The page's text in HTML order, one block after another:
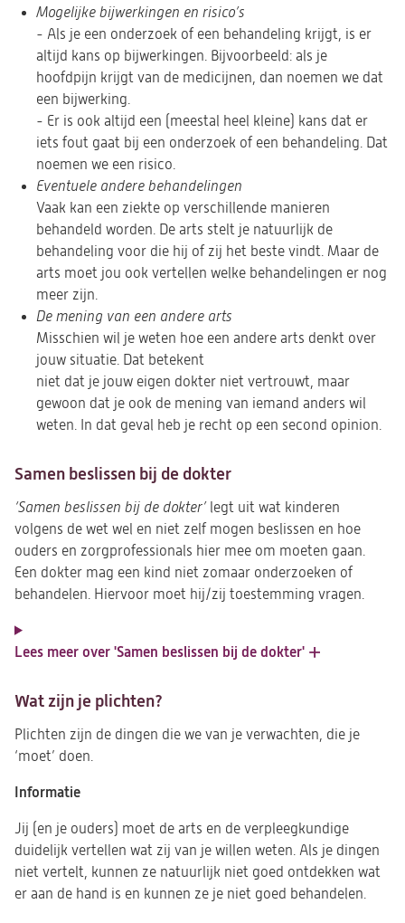
Mogelijke bijwerkingen en risico’s
- Als je een onderzoek of een behandeling krijgt, is er
altijd kans op bijwerkingen. Bijvoorbeeld: als je
hoofdpijn krijgt van de medicijnen, dan noemen we dat
een bijwerking.
- Er is ook altijd een (meestal heel kleine) kans dat er
iets fout gaat bij een onderzoek of een behandeling. Dat
noemen we een risico.
Eventuele andere behandelingen
Vaak kan een ziekte op verschillende manieren
behandeld worden. De arts stelt je natuurlijk de
behandeling voor die hij of zij het beste vindt. Maar de
arts moet jou ook vertellen welke behandelingen er nog
meer zijn.
De mening van een andere arts
Misschien wil je weten hoe een andere arts denkt over
jouw situatie. Dat betekent
niet dat je jouw eigen dokter niet vertrouwt, maar
gewoon dat je ook de mening van iemand anders wil
weten. In dat geval heb je recht op een second opinion.
Samen beslissen bij de dokter
‘Samen beslissen bij de dokter’ legt uit wat kinderen
volgens de wet wel en niet zelf mogen beslissen en hoe
ouders en zorgprofessionals hier mee om moeten gaan.
Een dokter mag een kind niet zomaar onderzoeken of
behandelen. Hiervoor moet hij/zij toestemming vragen.
Lees meer over 'Samen beslissen bij de dokter'
Wat zijn je plichten?
Plichten zijn de dingen die we van je verwachten, die je
‘moet’ doen.
Informatie
Jij (en je ouders) moet de arts en de verpleegkundige
duidelijk vertellen wat zij van je willen weten. Als je dingen
niet vertelt, kunnen ze natuurlijk niet goed ontdekken wat
er aan de hand is en kunnen ze je niet goed behandelen.